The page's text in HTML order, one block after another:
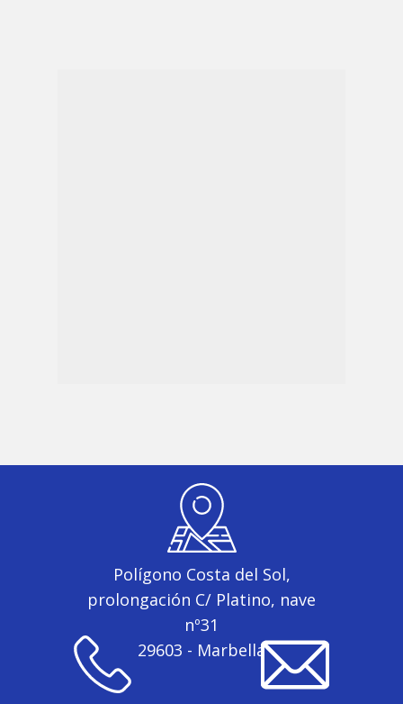
Polígono Costa del Sol,
prolongación C/ Platino, nave
nº31
29603 - Marbella